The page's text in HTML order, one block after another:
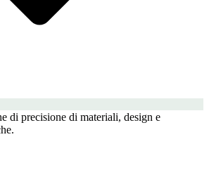
di precisione di materiali, design e